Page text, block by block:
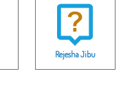
Rejesha Jibu